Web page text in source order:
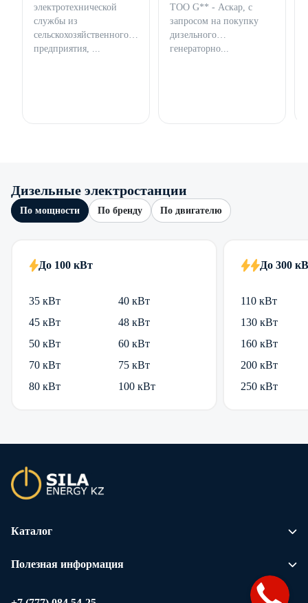
электротехнической
службы из
сельскохозяйственного
предприятия, ...
ТОО G** - Аскар, с
запросом на покупку
дизельного
генераторно...
Дизельные электростанции
По мощности По бренду По двигателю
До 100 кВт
35 кВт
40 кВт
45 кВт
48 кВт
50 кВт
60 кВт
70 кВт
75 кВт
80 кВт
100 кВт
До 300
110 кВт
130 кВт
160 кВт
200 кВт
250 кВт
Каталог
Полезная информация